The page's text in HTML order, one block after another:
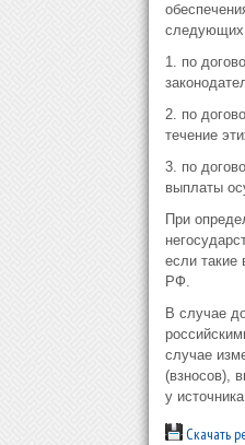
следующих
1. по
2. по
течение
3. по
выплаты
При
если такие
РФ.
В случае
случае
(взносов),
у
Скачать